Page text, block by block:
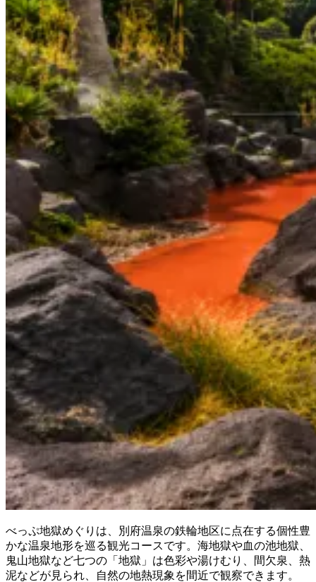
べっぷ地獄めぐりは、別府温泉の鉄輪地区に点在する個性豊
かな温泉地形を巡る観光コースです。海地獄や血の池地獄、
鬼山地獄など七つの「地獄」は色彩や湯けむり、間欠泉、熱
泥などが見られ、自然の地熱現象を間近で観察できます。